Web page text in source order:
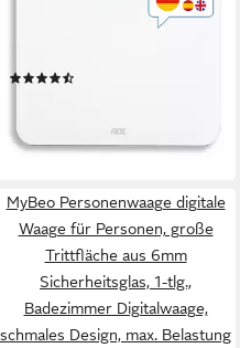
Sprachausgabe bis 250 kg, 5
ideal für Senioren, inkl. AAA
lieferbar - in 4-5 Werktagen bei dir
MyBeo Personenwaage digitale
Waage für Personen, große
Trittfläche aus 6mm
Sicherheitsglas, 1-tlg.,
Badezimmer Digitalwaage,
schmales Design, max. Belastung